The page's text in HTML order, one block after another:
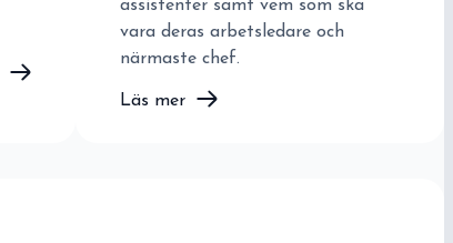
assistenter samt vem som ska
vara deras arbetsledare och
närmaste chef.
Läs mer